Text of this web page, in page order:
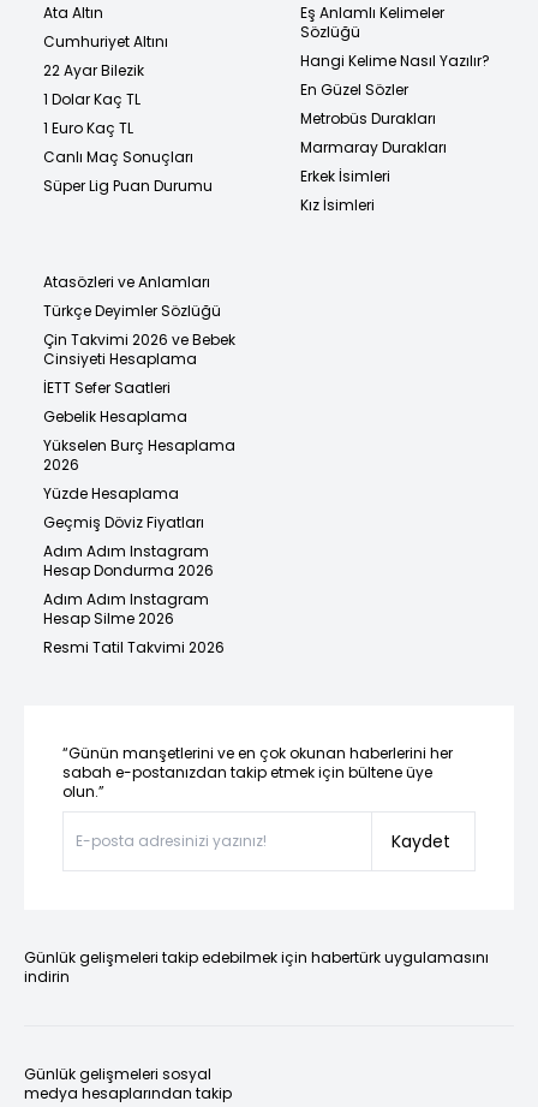
Ata Altın
Cumhuriyet Altını
22 Ayar Bilezik
1 Dolar Kaç TL
1 Euro Kaç TL
Canlı Maç Sonuçları
Süper Lig Puan Durumu
Eş Anlamlı Kelimeler
Sözlüğü
Hangi Kelime Nasıl Yazılır?
En Güzel Sözler
Metrobüs Durakları
Marmaray Durakları
Erkek İsimleri
Kız İsimleri
Atasözleri ve Anlamları
Türkçe Deyimler Sözlüğü
Çin Takvimi 2026 ve Bebek
Cinsiyeti Hesaplama
İETT Sefer Saatleri
Gebelik Hesaplama
Yükselen Burç Hesaplama
2026
Yüzde Hesaplama
Geçmiş Döviz Fiyatları
Adım Adım Instagram
Hesap Dondurma 2026
Adım Adım Instagram
Hesap Silme 2026
Resmi Tatil Takvimi 2026
“Günün manşetlerini ve en çok okunan haberlerini her
sabah e-postanızdan takip etmek için bültene üye
olun.”
Kaydet
Günlük gelişmeleri takip edebilmek için habertürk uygulamasını
indirin
Günlük gelişmeleri sosyal
medya hesaplarından takip